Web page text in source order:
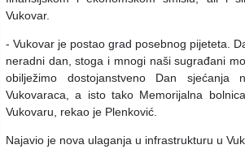
Vukovar.
- Vukovar je postao grad posebnog pijeteta.
neradni dan, stoga i mnogi naši sugrađani
obilježimo dostojanstveno Dan
Vukovaraca, a isto tako Memorijalna
Vukovaru, rekao je Plenković.
Najavio je nova ulaganja u infrastrukturu u